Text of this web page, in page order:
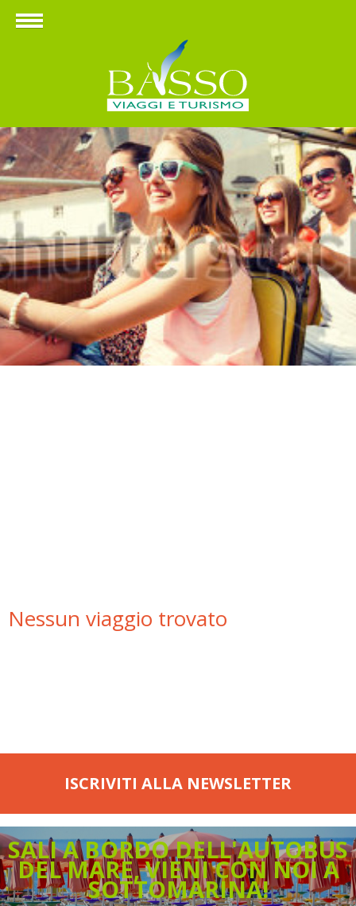
Nessun viaggio trovato
ISCRIVITI ALLA NEWSLETTER
SALI A BORDO DELL'AUTOBUS
DEL MARE, VIENI CON NOI A
SOTTOMARINA!